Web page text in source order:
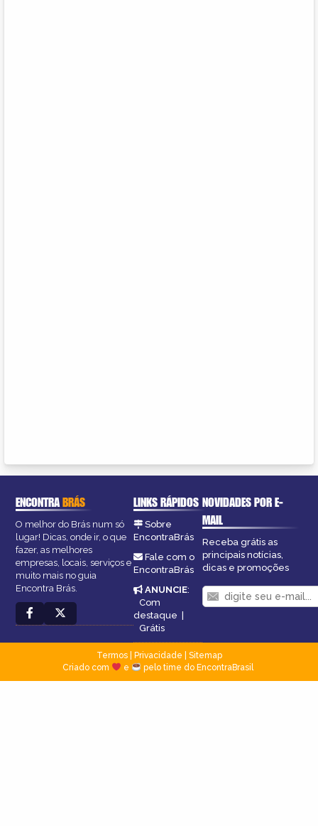
ENCONTRABRÁS
O melhor do Brás num só
lugar! Dicas, onde ir, o que
fazer, as melhores
empresas, locais, serviços e
muito mais no guia
Encontra Brás.
LINKS RÁPIDOS
Sobre
EncontraBrás
Fale com o
EncontraBrás
ANUNCIE:
Com
destaque
Grátis
NOVIDADES POR E-
MAIL
Receba grátis as
principais notícias,
dicas e promoções
Termos| Privacidade
Sitemap
Criado com
e pelo time do EncontraBrasil